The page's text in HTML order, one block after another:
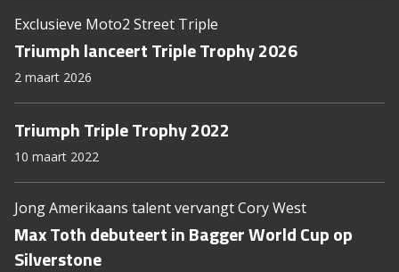
Exclusieve Moto2 Street Triple
Triumph lanceert Triple Trophy 2026
2 maart 2026
Triumph Triple Trophy 2022
10 maart 2022
Jong Amerikaans talent vervangt Cory West
Max Toth debuteert in Bagger World Cup op
Silverstone